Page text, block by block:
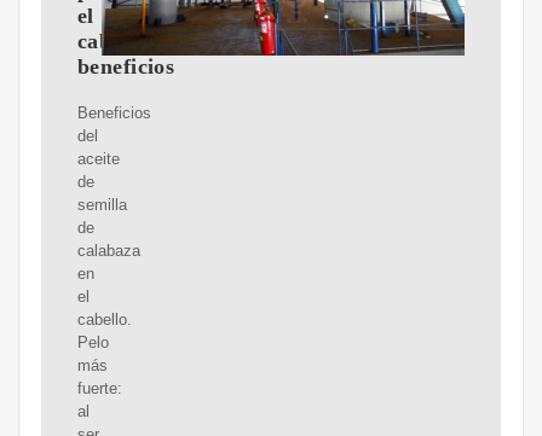
el
cabello:
beneficios
Beneficios
del
aceite
de
semilla
de
calabaza
en
el
cabello.
Pelo
más
fuerte:
al